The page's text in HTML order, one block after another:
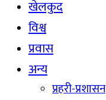
खेलकुद
विश्व
प्रवास
अन्य
प्रहरी-प्रशासन